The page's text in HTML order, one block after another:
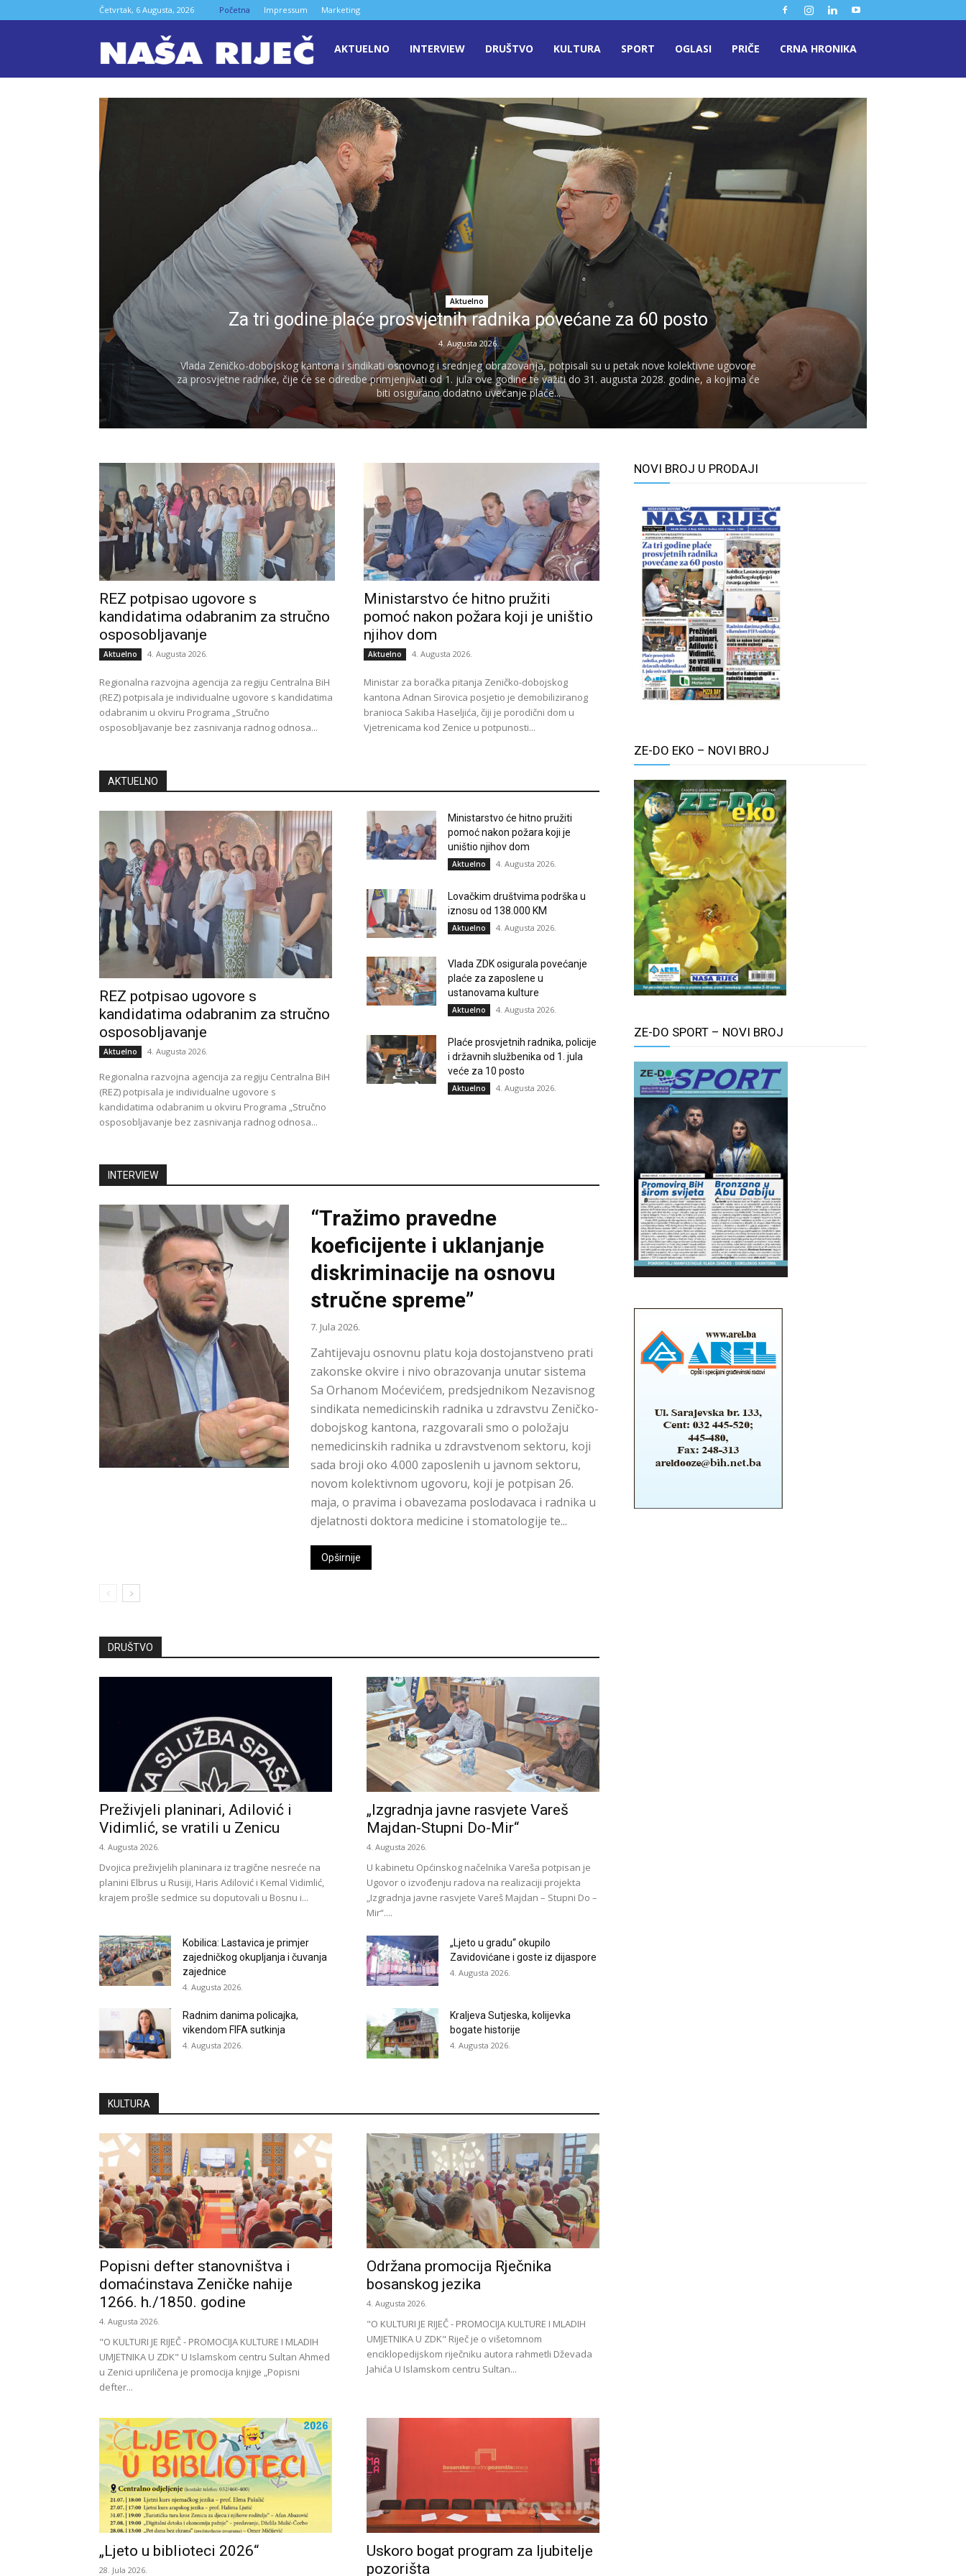
Četvrtak, 6 Augusta, 2026 Početna Impressum Marketing
Naša
Zenica
AKTUELNO INTERVIEW DRUŠTVO KULTURA SPORT OGLASI PRIČE CRNA HRONIKA
Aktuelno
Za tri godine plaće prosvjetnih radnika povećane za 60 posto
4. Augusta 2026.
Vlada Zeničko-dobojskog kantona i sindikati osnovnog i srednjeg obrazovanja, potpisali su u petak nove kolektivne ugovore
za prosvjetne radnike, čije će se odredbe primjenjivati od 1. jula ove godine te važiti do 31. augusta 2028. godine, a kojima će
biti osigurano dodatno uvećanje plaće...
REZ potpisao ugovore s
kandidatima odabranim za stručno
osposobljavanje
Aktuelno 4. Augusta 2026.
Regionalna razvojna agencija za regiju Centralna BiH
(REZ) potpisala je individualne ugovore s kandidatima
odabranim u okviru Programa „Stručno
osposobljavanje bez zasnivanja radnog odnosa...
Ministarstvo će hitno pružiti
pomoć nakon požara koji je uništio
njihov dom
Aktuelno 4. Augusta 2026.
Ministar za boračka pitanja Zeničko-dobojskog
kantona Adnan Sirovica posjetio je demobiliziranog
branioca Sakiba Haseljića, čiji je porodični dom u
Vjetrenicama kod Zenice u potpunosti...
AKTUELNO
REZ potpisao ugovore s
kandidatima odabranim za stručno
osposobljavanje
Aktuelno 4. Augusta 2026.
Regionalna razvojna agencija za regiju Centralna BiH
(REZ) potpisala je individualne ugovore s
kandidatima odabranim u okviru Programa „Stručno
osposobljavanje bez zasnivanja radnog odnosa...
Ministarstvo će hitno pružiti
pomoć nakon požara koji je
uništio njihov dom
Aktuelno 4. Augusta 2026.
Lovačkim društvima podrška u
iznosu od 138.000 KM
Aktuelno 4. Augusta 2026.
Vlada ZDK osigurala povećanje
plaće za zaposlene u
ustanovama kulture
Aktuelno 4. Augusta 2026.
Plaće prosvjetnih radnika, policije
i državnih službenika od 1. jula
veće za 10 posto
Aktuelno 4. Augusta 2026.
INTERVIEW
“Tražimo pravedne
koeficijente i uklanjanje
diskriminacije na osnovu
stručne spreme”
7. Jula 2026.
Zahtijevaju osnovnu platu koja dostojanstveno prati
zakonske okvire i nivo obrazovanja unutar sistema
Sa Orhanom Moćevićem, predsjednikom Nezavisnog
sindikata nemedicinskih radnika u zdravstvu Zeničko-
dobojskog kantona, razgovarali smo o položaju
nemedicinskih radnika u zdravstvenom sektoru, koji
sada broji oko 4.000 zaposlenih u javnom sektoru,
novom kolektivnom ugovoru, koji je potpisan 26.
maja, o pravima i obavezama poslodavaca i radnika u
djelatnosti doktora medicine i stomatologije te...
Opširnije
DRUŠTVO
Preživjeli planinari, Adilović i
Vidimlić, se vratili u Zenicu
4. Augusta 2026.
Dvojica preživjelih planinara iz tragične nesreće na
planini Elbrus u Rusiji, Haris Adilović i Kemal Vidimlić,
krajem prošle sedmice su doputovali u Bosnu i...
„Izgradnja javne rasvjete Vareš
Majdan-Stupni Do-Mir“
4. Augusta 2026.
U kabinetu Općinskog načelnika Vareša potpisan je
Ugovor o izvođenju radova na realizaciji projekta
„Izgradnja javne rasvjete Vareš Majdan – Stupni Do –
Mir“....
Kobilica: Lastavica je primjer
zajedničkog okupljanja i čuvanja
zajednice
4. Augusta 2026.
„Ljeto u gradu“ okupilo
Zavidovićane i goste iz dijaspore
4. Augusta 2026.
Radnim danima policajka,
vikendom FIFA sutkinja
4. Augusta 2026.
Kraljeva Sutjeska, kolijevka
bogate historije
4. Augusta 2026.
KULTURA
Popisni defter stanovništva i
domaćinstava Zeničke nahije
1266. h./1850. godine
4. Augusta 2026.
"O KULTURI JE RIJEČ - PROMOCIJA KULTURE I MLADIH
UMJETNIKA U ZDK" U Islamskom centru Sultan Ahmed
u Zenici upriličena je promocija knjige „Popisni
defter...
Održana promocija Rječnika
bosanskog jezika
4. Augusta 2026.
"O KULTURI JE RIJEČ - PROMOCIJA KULTURE I MLADIH
UMJETNIKA U ZDK" Riječ je o višetomnom
enciklopedijskom riječniku autora rahmetli Dževada
Jahića U Islamskom centru Sultan...
„Ljeto u biblioteci 2026“
28. Jula 2026.
Uskoro bogat program za ljubitelje
pozorišta
NOVI BROJ U PRODAJI
ZE-DO EKO – NOVI BROJ
ZE-DO SPORT – NOVI BROJ